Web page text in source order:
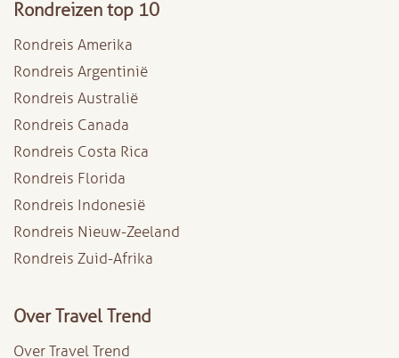
Rondreizen top 10
Rondreis Amerika
Rondreis Argentinië
Rondreis Australië
Rondreis Canada
Rondreis Costa Rica
Rondreis Florida
Rondreis Indonesië
Rondreis Nieuw-Zeeland
Rondreis Zuid-Afrika
Over Travel Trend
Over Travel Trend